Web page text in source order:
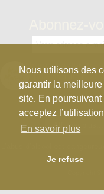
Nous utilisons des
garantir la
site. En
acceptez
En savoir plus
Je refuse
kura_master_fr
【10e édition : le 27
d’Honkaku Shochu
Afficher plus...
L’abus d’alcool est
Copyright